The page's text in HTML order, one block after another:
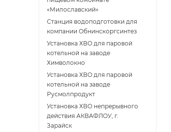
«Милославский»
Станция водоподготовки для
компании Обнинскоргсинтез
Установка ХВО для паровой
котельной на заводе
Химволокно
Установка ХВО для паровой
котельной на заводе
Русмолпродукт
Установка ХВО непрерывного
действия АКВАФЛОУ, г.
Зарайск